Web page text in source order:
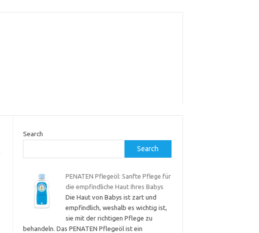
Search
Search
PENATEN Pflegeöl: Sanfte Pflege für
die empfindliche Haut Ihres Babys
Die Haut von Babys ist zart und
empfindlich, weshalb es wichtig ist,
sie mit der richtigen Pflege zu
behandeln. Das PENATEN Pflegeöl ist ein